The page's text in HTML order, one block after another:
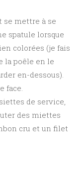
se mettre à se
spatule lorsque
colorées (je fais
la poêle en le
en-dessous).
face.
de service,
des miettes
cru et un filet